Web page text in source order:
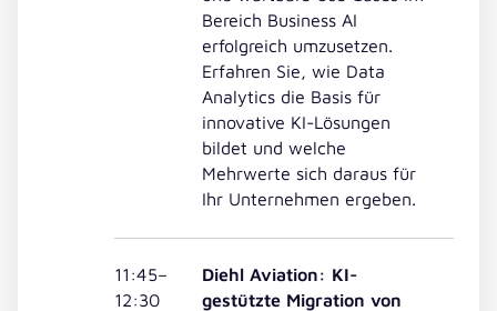
Bereich Business AI
erfolgreich umzusetzen.
Erfahren Sie, wie Data
Analytics die Basis für
innovative KI-Lösungen
bildet und welche
Mehrwerte sich daraus für
Ihr Unternehmen ergeben.
11:45–
12:30
Diehl Aviation: KI-
gestützte Migration von